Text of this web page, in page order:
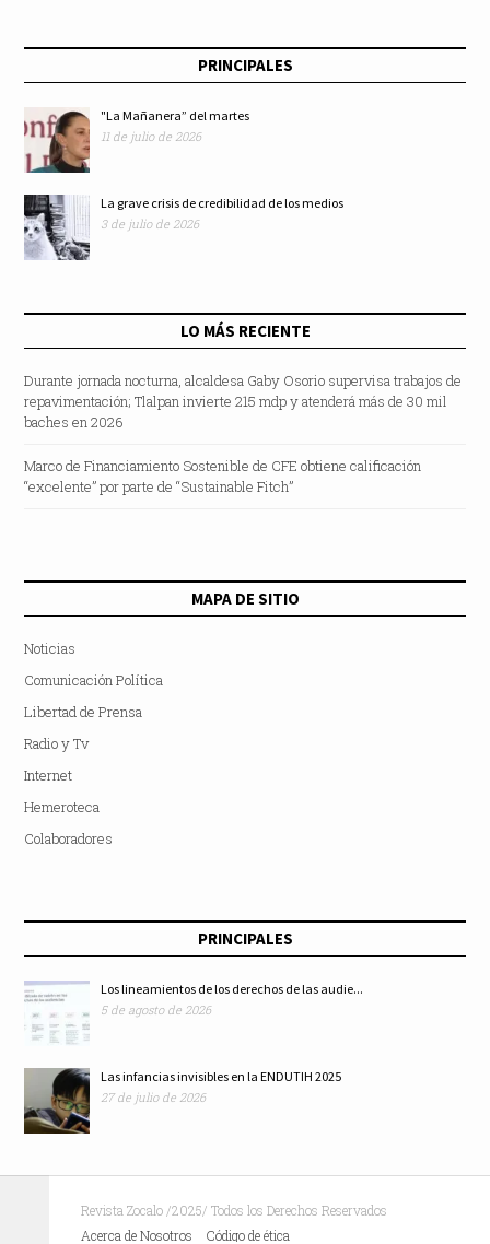
PRINCIPALES
"La Mañanera” del martes
11 de julio de 2026
La grave crisis de credibilidad de los medios
3 de julio de 2026
LO MÁS RECIENTE
Durante jornada nocturna, alcaldesa Gaby Osorio supervisa trabajos de
repavimentación; Tlalpan invierte 215 mdp y atenderá más de 30 mil
baches en 2026
Marco de Financiamiento Sostenible de CFE obtiene calificación
“excelente” por parte de “Sustainable Fitch”
MAPA DE SITIO
Noticias
Comunicación Política
Libertad de Prensa
Radio y Tv
Internet
Hemeroteca
Colaboradores
PRINCIPALES
Los lineamientos de los derechos de las audie...
5 de agosto de 2026
Las infancias invisibles en la ENDUTIH 2025
27 de julio de 2026
Revista Zocalo /2025/ Todos los Derechos Reservados
Acerca de Nosotros
Código de ética